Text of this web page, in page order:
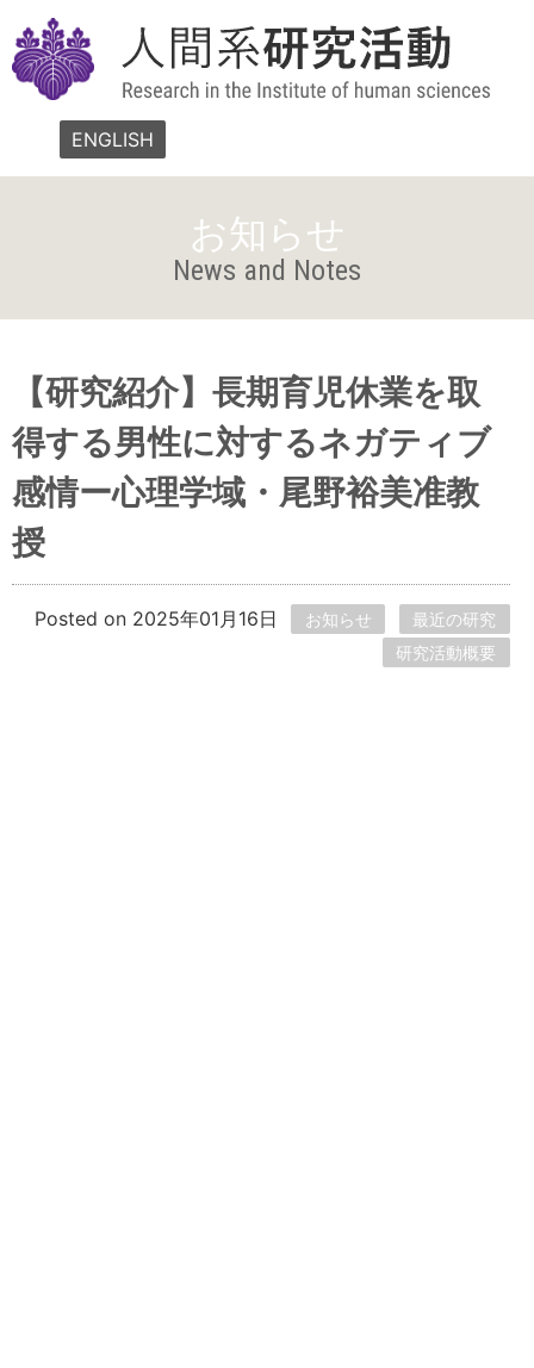
ENGLISH
お知らせ
News and Notes
【研究紹介】長期育児休業を取
得する男性に対するネガティブ
感情ー心理学域・尾野裕美准教
授
Posted on 2025年01月16日 お知らせ
最近の研究
研究活動概要